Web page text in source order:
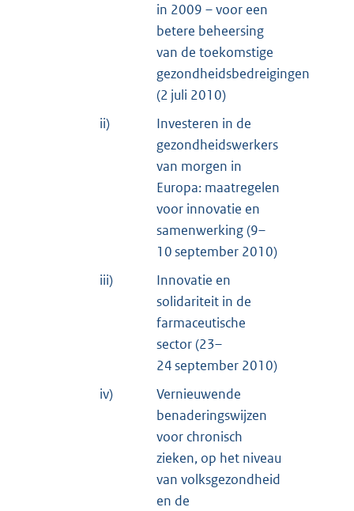
in 2009 – voor een
betere beheersing
van de toekomstige
gezondheidsbedreigingen
(2 juli 2010)
ii)
Investeren in de
gezondheidswerkers
van morgen in
Europa: maatregelen
voor innovatie en
samenwerking (9–
10 september 2010)
iii)
Innovatie en
solidariteit in de
farmaceutische
sector (23–
24 september 2010)
iv)
Vernieuwende
benaderingswijzen
voor chronisch
zieken, op het niveau
van volksgezondheid
en de